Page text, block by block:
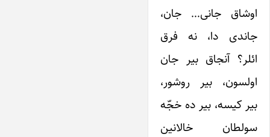
اوشاق جانی… جان،
جاندی دا، نه فرق
ائلر؟ آنجاق بیر جان
اولسون، بیر روشور،
بیر کیسه، بیر ده خجّه
سولطان خالانین